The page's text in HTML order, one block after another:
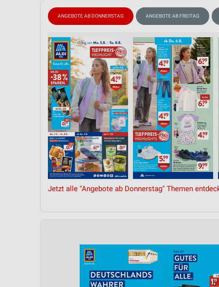
ANGEBOTE AB DONNERSTAG ANGEBOTE AB FREITAG
Jetzt alle "Angebote ab Donnerstag" Themen
Performance
Funktional